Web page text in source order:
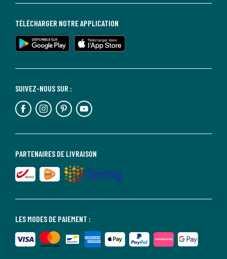
LES MODES DE PAIEMENT :
PARTENAIRES DE LIVRAISON
SUIVEZ-NOUS SUR :
TÉLÉCHARGER NOTRE APPLICATION